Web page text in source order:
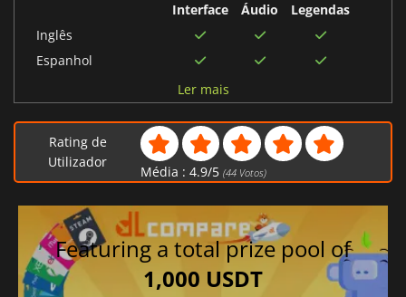
Interface
Áudio
Legendas
Inglês
Espanhol
Francês
Italiano
Espanhol mexicano
Alemão
Coreano
Japonês
Inglês britânico
Ler mais
Rating de
Utilizador
Média : 4.9/5 (44Votos)
Featuring a total prize pool of
1,000 USDT